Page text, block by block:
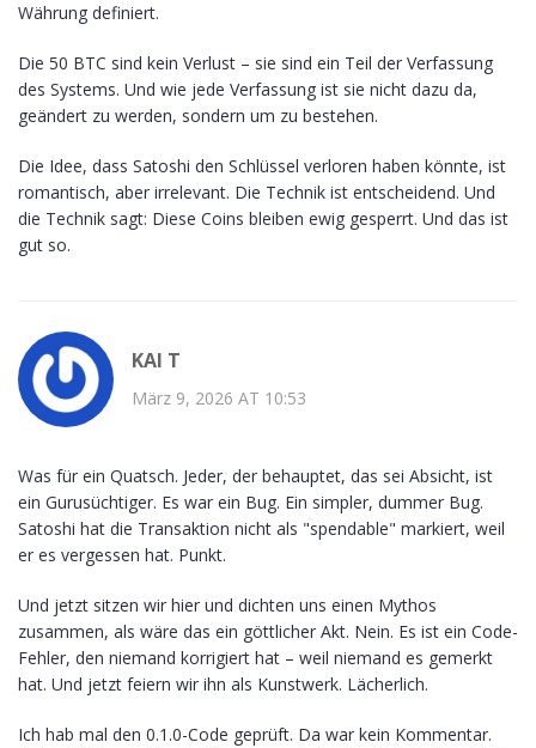
Währung definiert.
Die 50 BTC sind kein Verlust – sie sind ein Teil der Verfassung
des Systems. Und wie jede Verfassung ist sie nicht dazu da,
geändert zu werden, sondern um zu bestehen.
Die Idee, dass Satoshi den Schlüssel verloren haben könnte, ist
romantisch, aber irrelevant. Die Technik ist entscheidend. Und
die Technik sagt: Diese Coins bleiben ewig gesperrt. Und das ist
gut so.
KAI T
März 9, 2026 AT 10:53
Was für ein Quatsch. Jeder, der behauptet, das sei Absicht, ist
ein Gurusüchtiger. Es war ein Bug. Ein simpler, dummer Bug.
Satoshi hat die Transaktion nicht als "spendable" markiert, weil
er es vergessen hat. Punkt.
Und jetzt sitzen wir hier und dichten uns einen Mythos
zusammen, als wäre das ein göttlicher Akt. Nein. Es ist ein Code-
Fehler, den niemand korrigiert hat – weil niemand es gemerkt
hat. Und jetzt feiern wir ihn als Kunstwerk. Lächerlich.
Ich hab mal den 0.1.0-Code geprüft. Da war kein Kommentar.